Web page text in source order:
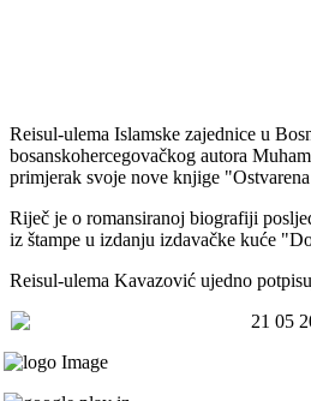
Reisul-ulema Islamske zajednice u
bosanskohercegovačkog autora
primjerak svoje nove knjige
Riječ je o romansiranoj biografiji
iz štampe u izdanju izdavačke kuće
Reisul-ulema Kavazović ujedno